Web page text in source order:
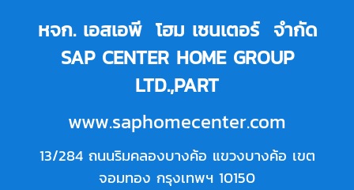
หจก. เอสเอพี โฮม เซนเตอร์ จำกัด
SAP CENTER HOME GROUP
LTD.,PART
www.saphomecenter.com
13/284 ถนนริมคลองบางค้อ แขวงบางค้อ เขต
จอมทอง กรุงเทพฯ 10150